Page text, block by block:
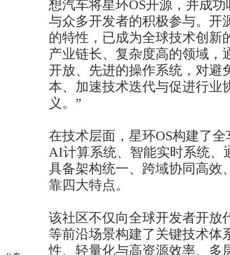
想汽车将星环OS开源，并成
与众多开发者的积极参与。开
的特性，已成为全球技术创新
产业链长、复杂度高的领域，
开放、先进的操作系统，对避
本、加速技术迭代与促进行业
义。”
在技术层面，星环OS构建了
AI计算系统、智能实时系统、
具备架构统一、跨域协同高效
靠四大特点。
该社区不仅向全球开发者开放
等前沿场景构建了关键技术体
性、轻量化与高资源效率、多